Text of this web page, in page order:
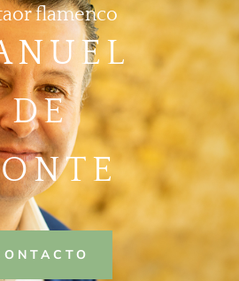
flamenco
DE